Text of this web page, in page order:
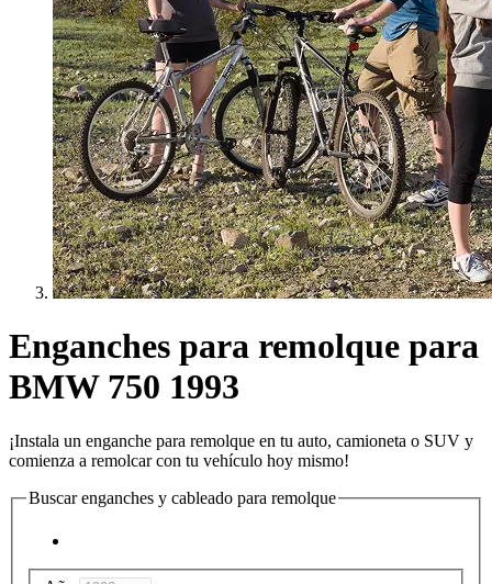
Enganches para remolque para
BMW 750 1993
¡Instala un enganche para remolque en tu auto, camioneta o SUV y
comienza a remolcar con tu vehículo hoy mismo!
Buscar enganches y cableado para remolque